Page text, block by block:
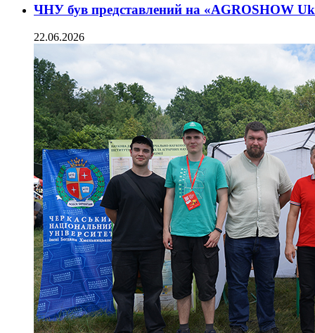
ЧНУ був представлений на «AGROSHOW
22.06.2026